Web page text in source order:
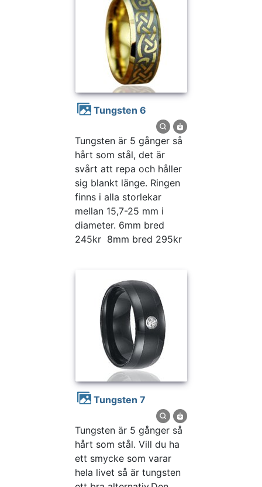
Tungsten 6
Tungsten är 5 gånger så
hårt som stål, det är
svårt att repa och håller
sig blankt länge. Ringen
finns i alla storlekar
mellan 15,7-25 mm i
diameter. 6mm bred
245kr 8mm bred 295kr
Tungsten 7
Tungsten är 5 gånger så
hårt som stål. Vill du ha
ett smycke som varar
hela livet så är tungsten